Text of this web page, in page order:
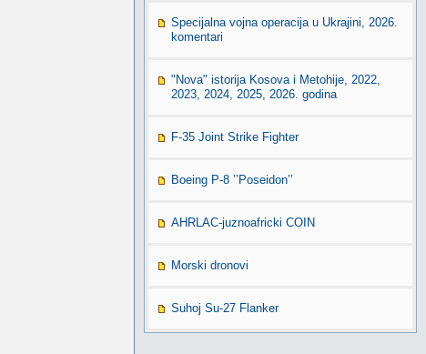
Specijalna vojna operacija u Ukrajini, 2026.
komentari
"Nova" istorija Kosova i Metohije, 2022,
2023, 2024, 2025, 2026. godina
F-35 Joint Strike Fighter
Boeing P-8 ’’Poseidon’’
AHRLAC-juznoafricki COIN
Morski dronovi
Suhoj Su-27 Flanker